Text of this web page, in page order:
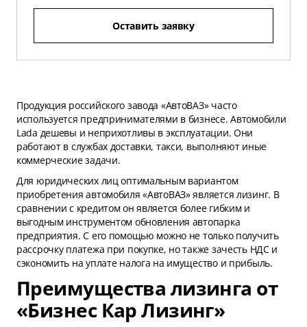
Оставить заявку
Продукция российского завода «АвтоВАЗ» часто
используется предпринимателями в бизнесе. Автомобили
Lada дешевы и неприхотливы в эксплуатации. Они
работают в службах доставки, такси, выполняют иные
коммерческие задачи.
Для юридических лиц оптимальным вариантом
приобретения автомобиля «АвтоВАЗ» является лизинг. В
сравнении с кредитом он является более гибким и
выгодным инструментом обновления автопарка
предприятия. С его помощью можно не только получить
рассрочку платежа при покупке, но также зачесть НДС и
сэкономить на уплате налога на имущество и прибыль.
Преимущества лизинга от
«Бизнес Кар Лизинг»